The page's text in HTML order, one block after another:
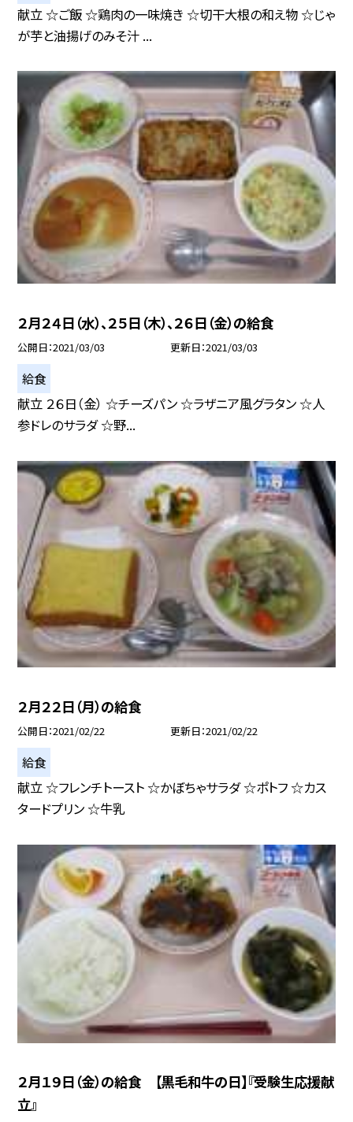
献立 ☆ご飯 ☆鶏肉の一味焼き ☆切干大根の和え物 ☆じゃ
が芋と油揚げのみそ汁 ...
２月２４日（水）、２５日（木）、２６日（金）の給食
公開日 2021/03/03 更新日 2021/03/03
給食
献立 ２６日（金） ☆チーズパン ☆ラザニア風グラタン ☆人
参ドレのサラダ ☆野...
２月２２日（月）の給食
公開日 2021/02/22 更新日 2021/02/22
給食
献立 ☆フレンチトースト ☆かぼちゃサラダ ☆ポトフ ☆カス
タードプリン ☆牛乳
２月１９日（金）の給食 【黒毛和牛の日】『受験生応援献
立』